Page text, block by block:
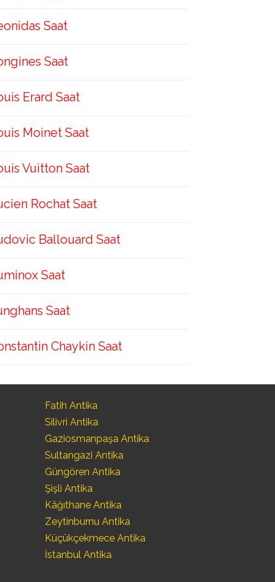
Saat
Saat
Erard Saat
Moinet Saat
Vuitton Saat
Rochat Saat
Ballouard Saat
Saat
Saat
Chaykin Saat
Fatih Antika
Silivri Antika
Gaziosmanpaşa Antika
Sultangazi Antika
Güngören Antika
Şişli Antika
Kâğıthane Antika
Zeytinburnu Antika
Küçükçekmece Antika
İstanbul Antika